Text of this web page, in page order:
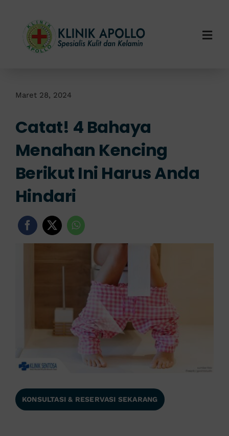
content
Layanan Kami
Info Klinik
Maret 28, 2024
Catat! 4 Bahaya
Menahan Kencing
Berikut Ini Harus Anda
Hindari
KONSULTASI & RESERVASI SEKARANG